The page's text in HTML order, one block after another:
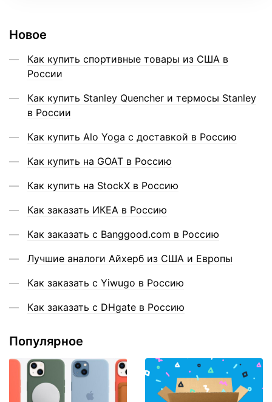
Новое
Как купить спортивные товары из США в
России
Как купить Stanley Quencher и термосы Stanley
в России
Как купить Alo Yoga с доставкой в Россию
Как купить на GOAT в Россию
Как купить на StockX в Россию
Как заказать ИКЕА в Россию
Как заказать с Banggood.com в Россию
Лучшие аналоги Айхерб из США и Европы
Как заказать с Yiwugo в Россию
Как заказать с DHgate в Россию
Популярное